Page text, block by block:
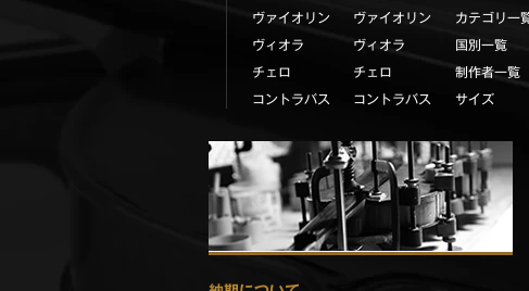
ヴァイオリン
ヴィオラ
チェロ
コントラバス
ヴァイオリン
ヴィオラ
チェロ
コントラバス
カテゴリ一
国別一覧
制作者一覧
サイズ